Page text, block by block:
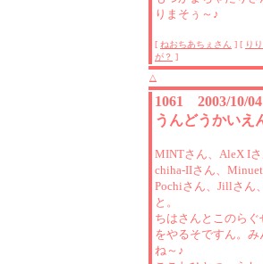
りまそぅ～♪
[ ねおちあちぇさん ] [ り
が？ ]
△
1061 2003/
うんどうかいえ
MINTさん、AleX I
chiha-IIさん、
Pochiさん、Jillさん
と。
ちはさんとこのら
をやるそですん。
ね～♪